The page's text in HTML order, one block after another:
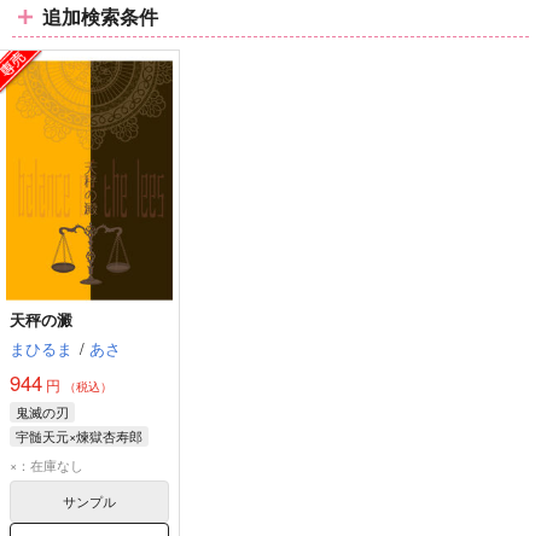
ム
ム
ム
追加検索条件
天秤の澱
まひるま / あさ
944 円 （税込）
鬼滅の刃
宇髄天元×煉獄杏寿郎
宇髄天元
×：在庫なし
サンプル